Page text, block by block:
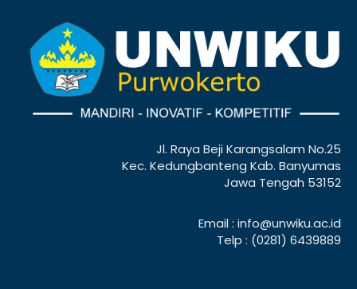
Jl. Raya Beji Karangsalam No.25
Kec. Kedungbanteng Kab. Banyumas
Jawa Tengah 53152
Email : info@unwiku.ac.id
Telp : (0281) 6439889